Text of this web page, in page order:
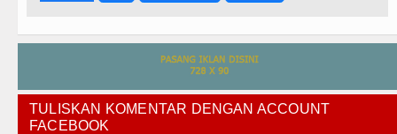
TULISKAN KOMENTAR DENGAN ACCOUNT
FACEBOOK